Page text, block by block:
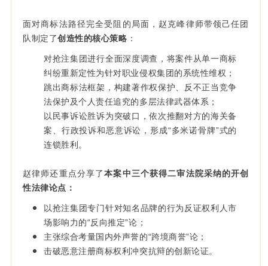
面对商标法路径完全受阻的局面，赵克峰律师带领己任团
队制定了创造性的核心策略 ：
对抢注集团进行全面深度调查，将案件从单一商标
纠纷重新定性为针对职业侵权集团的系统性维权；
跳出商标法框架，构建著作权保护、反不正当竞争
法保护及个人责任追究的多层法律武器体系；
以民事诉讼胜诉为突破口，依次推翻对方的海关备
案、行政投诉和恶意诉讼，形成“多米诺骨牌”式的
连锁胜利。
赵律师还重点分享了本案中三个获得二审法院采纳的开创
性法律论点：
以抢注集团专门针对知名品牌的行为反证权利人市
场影响力的“反向推定”论；
主张综合考量国内外声誉的“跨境商誉”论；
击破恶意注册商标权利冲突抗辩的创新论证。